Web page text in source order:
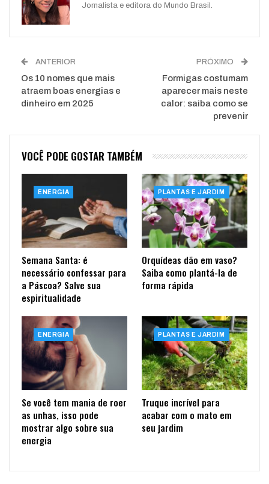
Jornalista e editora do Mundo Brasil.
ANTERIOR
Os 10 nomes que mais
atraem boas energias e
dinheiro em 2025
PRÓXIMO
Formigas costumam
aparecer mais neste
calor: saiba como se
prevenir
VOCÊ PODE GOSTAR TAMBÉM
ENERGIA
Semana Santa: é
necessário confessar para
a Páscoa? Salve sua
espiritualidade
PLANTAS E JARDIM
Orquídeas dão em vaso?
Saiba como plantá-la de
forma rápida
ENERGIA
Se você tem mania de roer
as unhas, isso pode
mostrar algo sobre sua
energia
PLANTAS E JARDIM
Truque incrível para
acabar com o mato em
seu jardim